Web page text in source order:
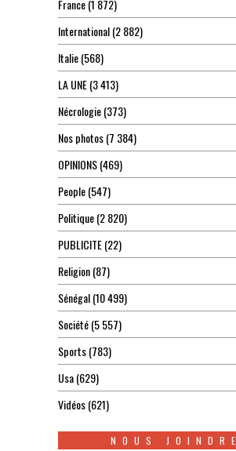
France(1 872)
International(2 882)
Italie(568)
LA UNE(3 413)
Nécrologie(373)
Nos photos(7 384)
OPINIONS(469)
People(547)
Politique(2 820)
PUBLICITE(22)
Religion(87)
Sénégal(10 499)
Société(5 557)
Sports(783)
Usa(629)
Vidéos(621)
NOUS JOINDRE